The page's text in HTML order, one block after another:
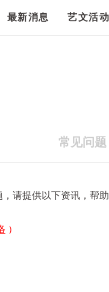
最新消息 艺文活动
常见问题
请提供以下资讯，帮
）